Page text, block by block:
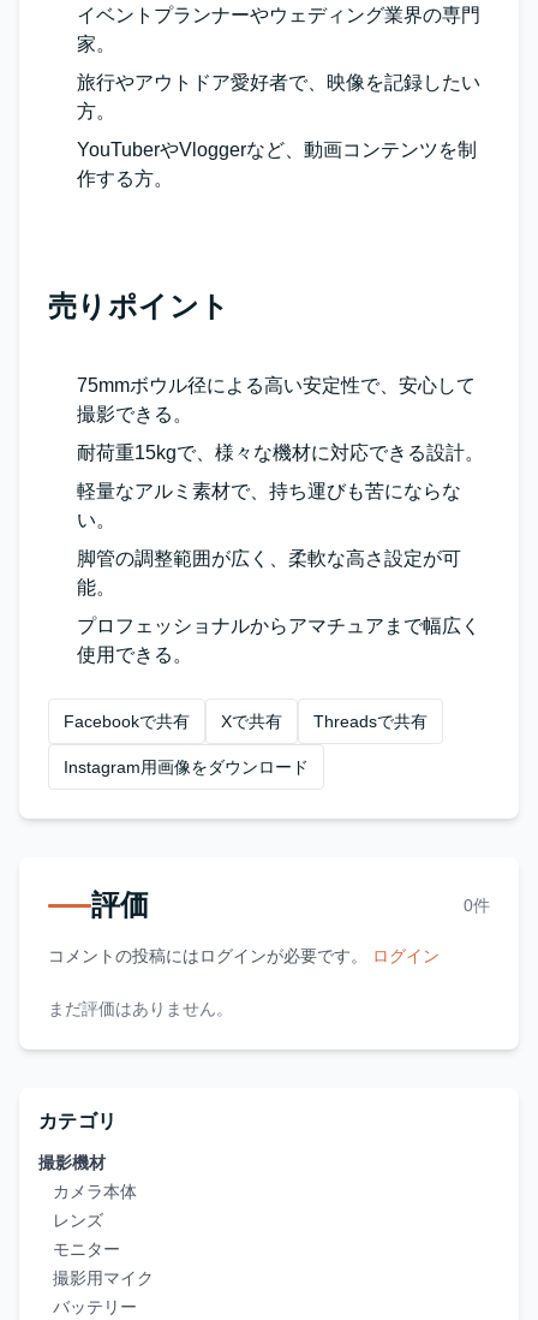
イベントプランナーやウェディング業界の専門
家。
旅行やアウトドア愛好者で、映像を記録したい
方。
YouTuberやVloggerなど、動画コンテンツを制
作する方。
売りポイント
75mmボウル径による高い安定性で、安心して
撮影できる。
耐荷重15kgで、様々な機材に対応できる設計。
軽量なアルミ素材で、持ち運びも苦にならな
い。
脚管の調整範囲が広く、柔軟な高さ設定が可
能。
プロフェッショナルからアマチュアまで幅広く
使用できる。
Facebookで共有 Xで共有 Threadsで共有
Instagram用画像をダウンロード
評価 0件
コメントの投稿にはログインが必要です。 ログイン
まだ評価はありません。
カテゴリ
撮影機材
カメラ本体
レンズ
モニター
撮影用マイク
バッテリー